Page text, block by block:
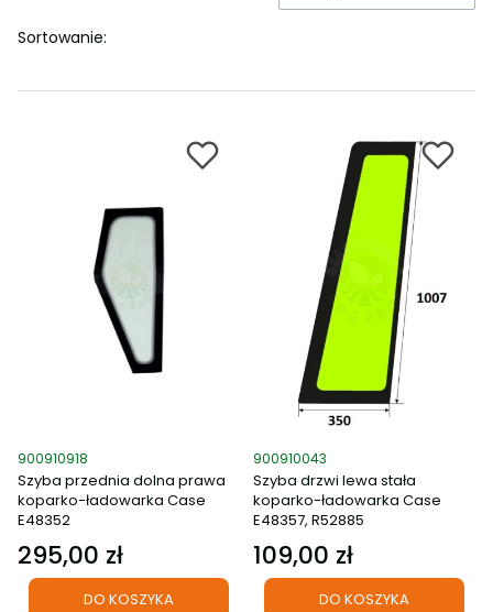
Sortowanie:
Kod produktu
900910918
Szyba przednia dolna prawa
koparko-ładowarka Case
E48352
Cena
295,00 zł
DO KOSZYKA
Kod produktu
900910043
Szyba drzwi lewa stała
koparko-ładowarka Case
E48357, R52885
Cena
109,00 zł
DO KOSZYKA